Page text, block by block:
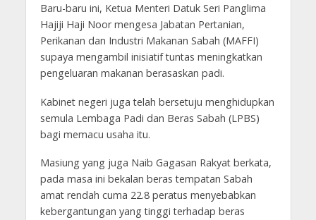
Baru-baru ini, Ketua Menteri Datuk Seri Panglima
Hajiji Haji Noor mengesa Jabatan Pertanian,
Perikanan dan Industri Makanan Sabah (MAFFI)
supaya mengambil inisiatif tuntas meningkatkan
pengeluaran makanan berasaskan padi.
Kabinet negeri juga telah bersetuju menghidupkan
semula Lembaga Padi dan Beras Sabah (LPBS)
bagi memacu usaha itu.
Masiung yang juga Naib Gagasan Rakyat berkata,
pada masa ini bekalan beras tempatan Sabah
amat rendah cuma 22.8 peratus menyebabkan
kebergantungan yang tinggi terhadap beras